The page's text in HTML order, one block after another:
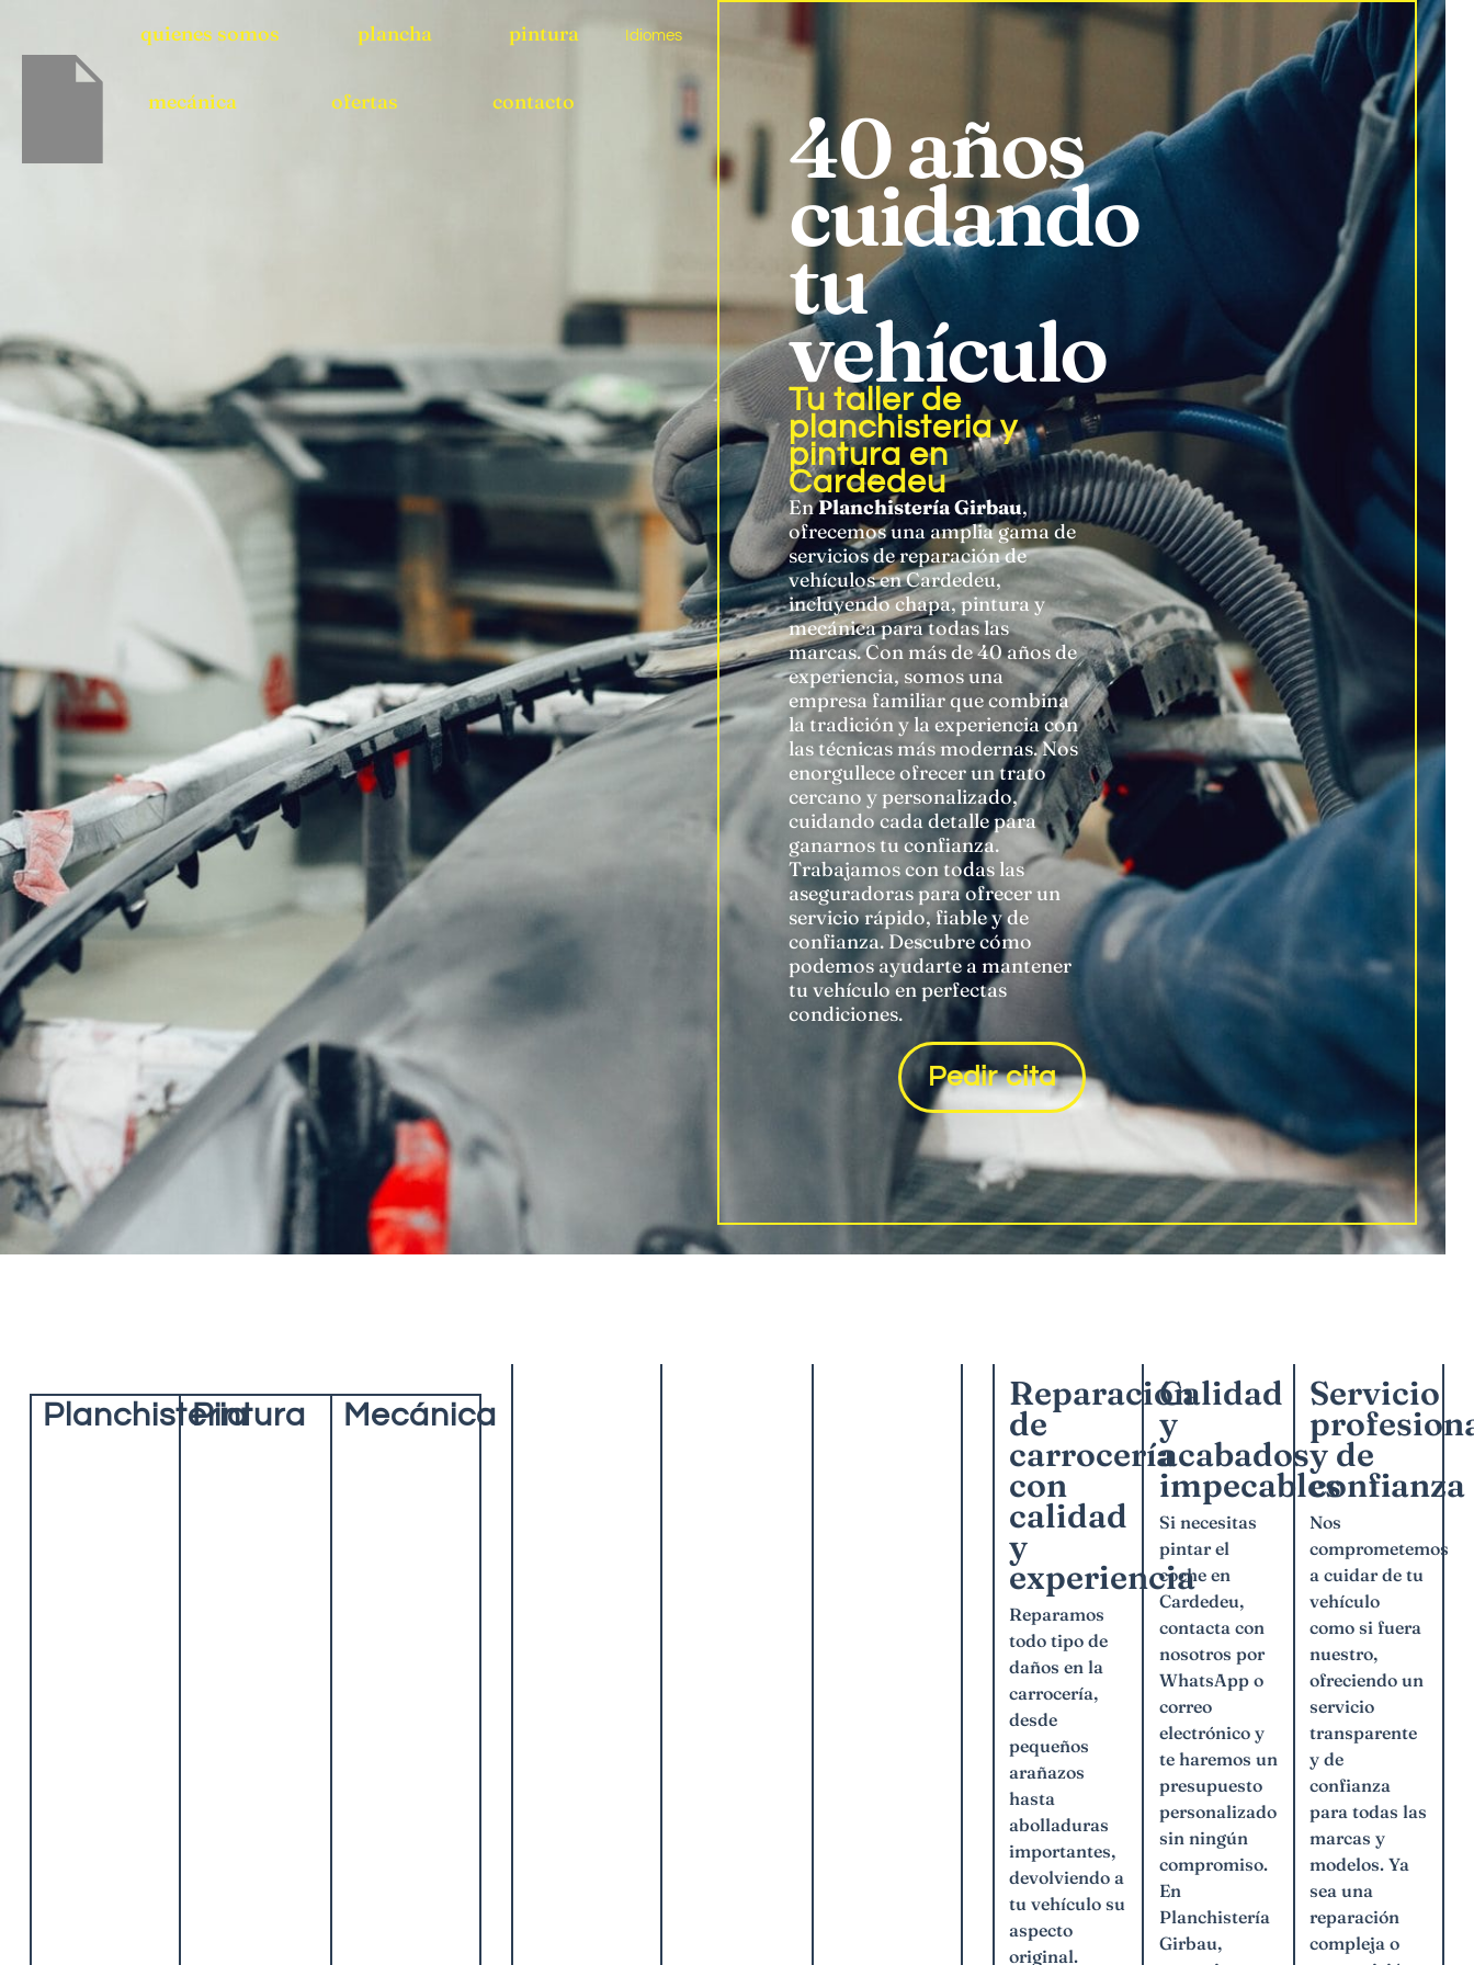
quienes somos plancha pintura
mecánica ofertas contacto
Idiomes
40 años
cuidando
tu
vehículo
Tu taller de
planchisteria y
pintura en
Cardedeu
EnPlanchistería Girbau,
ofrecemos una amplia gama de
servicios de reparación de
vehículos en Cardedeu,
incluyendo chapa, pintura y
mecánica para todas las
marcas. Con más de 40 años de
experiencia, somos una
empresa familiar que combina
la tradición y la experiencia con
las técnicas más modernas. Nos
enorgullece ofrecer un trato
cercano y personalizado,
cuidando cada detalle para
ganarnos tu confianza.
Trabajamos con todas las
aseguradoras para ofrecer un
servicio rápido, fiable y de
confianza. Descubre cómo
podemos ayudarte a mantener
tu vehículo en perfectas
condiciones.
Pedir cita
PlanchisteriaPintura Mecánica
Reparación
de
carrocería
con
calidad
y
experiencia
Reparamos
todo tipo de
daños en la
carrocería,
desde
pequeños
arañazos
hasta
abolladuras
importantes,
devolviendo a
tu vehículo su
aspecto
original.
Calidad
y
acabados
impecables
Si necesitas
pintar el
coche en
Cardedeu,
contacta con
nosotros por
WhatsApp o
correo
electrónico y
te haremos un
presupuesto
personalizado
sin ningún
compromiso.
En
Planchistería
Girbau,
Servicio
y de
confianza
Nos
comprometemos
a cuidar de tu
vehículo
como si fuera
nuestro,
ofreciendo un
servicio
transparente
y de
confianza
para todas las
marcas y
modelos. Ya
sea una
reparación
compleja o